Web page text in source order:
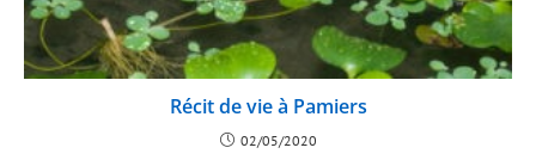
Récit de vie à Pamiers
02/05/2020